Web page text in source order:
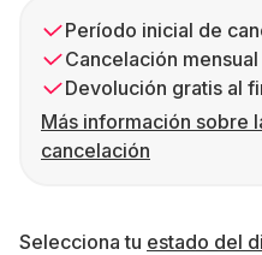
Período inicial de
Cancelación
Devolución gratis al
Más información sobre
cancelación
Selecciona tu estado del